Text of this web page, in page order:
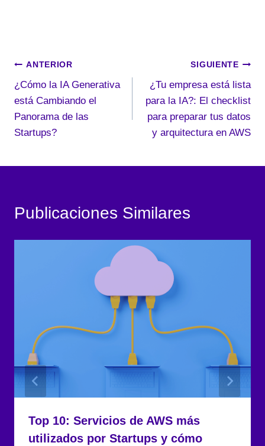
Navegación
de
entradas
ANTERIOR
¿Cómo la IA Generativa
está Cambiando el
Panorama de las
Startups?
SIGUIENTE
¿Tu empresa está lista
para la IA?: El checklist
para preparar tus datos
y arquitectura en AWS
Top 10: Servicios de AWS más
utilizados por Startups y cómo